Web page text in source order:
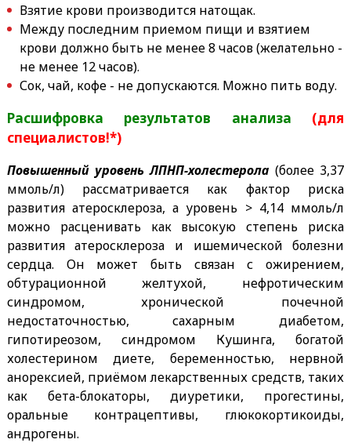
Взятие крови производится натощак.
Между последним приемом пищи и взятием
крови должно быть не менее 8 часов (желательно -
не менее 12 часов).
Сок, чай, кофе - не допускаются. Можно пить воду.
Расшифровка результатов анализа (для
специалистов!*)
Повышенный уровень ЛПНП-холестерола (более 3,37
ммоль/л) рассматривается как фактор риска
развития атеросклероза, а уровень > 4,14 ммоль/л
можно расценивать как высокую степень риска
развития атеросклероза и ишемической болезни
сердца. Он может быть связан с ожирением,
обтурационной желтухой, нефротическим
синдромом, хронической почечной
недостаточностью, сахарным диабетом,
гипотиреозом, синдромом Кушинга, богатой
холестерином диете, беременностью, нервной
анорексией, приёмом лекарственных средств, таких
как бета-блокаторы, диуретики, прогестины,
оральные контрацептивы, глюкокортикоиды,
андрогены.